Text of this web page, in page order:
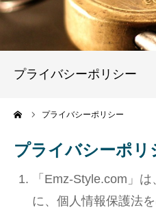
プライバシーポリシー
プライバシーポリシー
プライバシーポリ
「Emz-Style.com」
に、個人情報保護法
用語集